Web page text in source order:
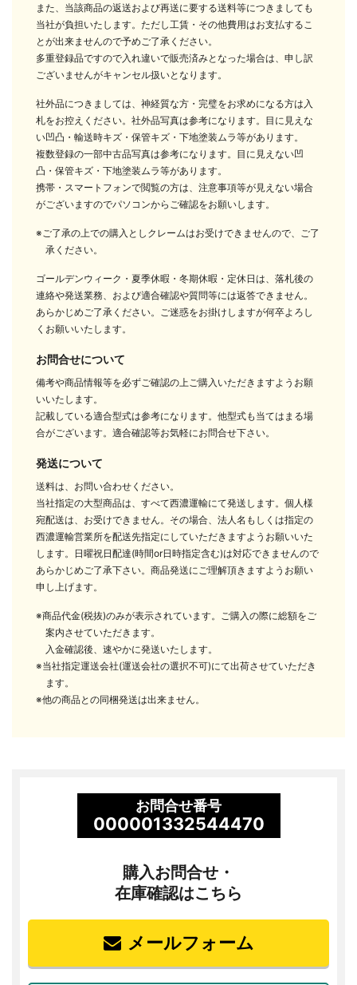
また、当該商品の返送および再送に要する送料等につきましても
当社が負担いたします。ただし工賃・その他費用はお支払するこ
とが出来ませんので予めご了承ください。
多重登録品ですので入れ違いで販売済みとなった場合は、申し訳
ございませんがキャンセル扱いとなります。
社外品につきましては、神経質な方・完璧をお求めになる方は入
札をお控えください。社外品写真は参考になります。目に見えな
い凹凸・輸送時キズ・保管キズ・下地塗装ムラ等があります。
複数登録の一部中古品写真は参考になります。目に見えない凹
凸・保管キズ・下地塗装ムラ等があります。
携帯・スマートフォンで閲覧の方は、注意事項等が見えない場合
がございますのでパソコンからご確認をお願いします。
※ご了承の上での購入としクレームはお受けできませんので、ご了
承ください。
ゴールデンウィーク・夏季休暇・冬期休暇・定休日は、落札後の
連絡や発送業務、および適合確認や質問等には返答できません。
あらかじめご了承ください。ご迷惑をお掛けしますが何卒よろし
くお願いいたします。
お問合せについて
備考や商品情報等を必ずご確認の上ご購入いただきますようお願
いいたします。
記載している適合型式は参考になります。他型式も当てはまる場
合がございます。適合確認等お気軽にお問合せ下さい。
発送について
送料は、お問い合わせください。
当社指定の大型商品は、すべて西濃運輸にて発送します。個人様
宛配送は、お受けできません。その場合、法人名もしくは指定の
西濃運輸営業所を配送先指定にしていただきますようお願いいた
します。日曜祝日配達(時間or日時指定含む)は対応できませんので
あらかじめご了承下さい。商品発送にご理解頂きますようお願い
申し上げます。
※商品代金(税抜)のみが表示されています。ご購入の際に総額をご
案内させていただきます。
入金確認後、速やかに発送いたします。
※当社指定運送会社(運送会社の選択不可)にて出荷させていただき
ます。
※他の商品との同梱発送は出来ません。
お問合せ番号
000001332544470
購入お問合せ・
在庫確認はこちら
メールフォーム